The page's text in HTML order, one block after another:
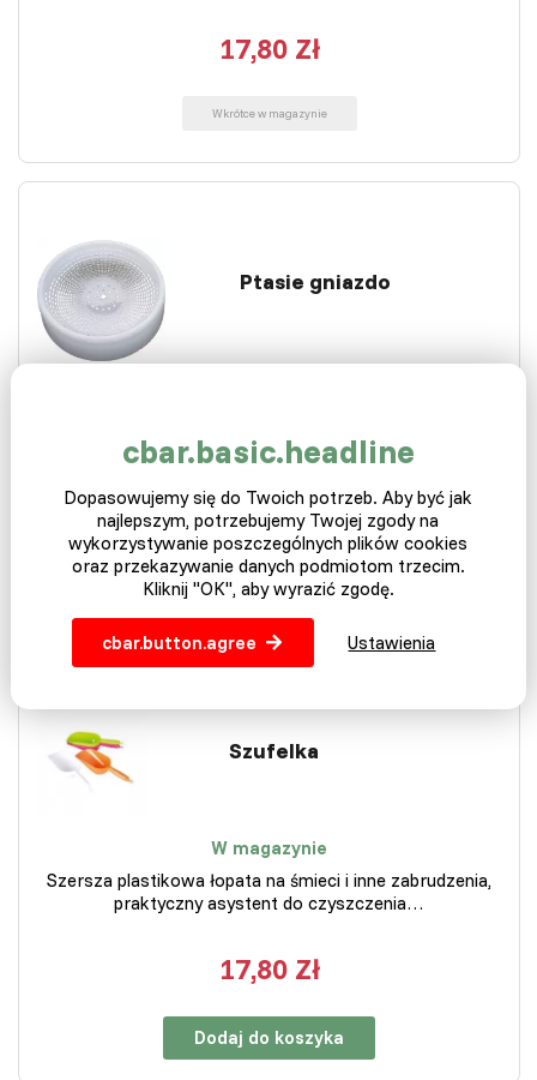
17,80 Zł
Wkrótce w magazynie
Ptasie gniazdo
gołębi lub małych i średnich ptaków…
5,80 Zł
Wkrótce w magazynie
Szufelka
W magazynie
Szersza plastikowa łopata na śmieci i inne zabrudzenia,
praktyczny asystent do czyszczenia…
17,80 Zł
Dodaj do koszyka
cbar.basic.headline
Dopasowujemy się do Twoich potrzeb. Aby być jak
najlepszym, potrzebujemy Twojej zgody na
wykorzystywanie poszczególnych plików cookies
oraz przekazywanie danych podmiotom trzecim.
Kliknij "OK", aby wyrazić zgodę.
cbar.button.agree Ustawienia